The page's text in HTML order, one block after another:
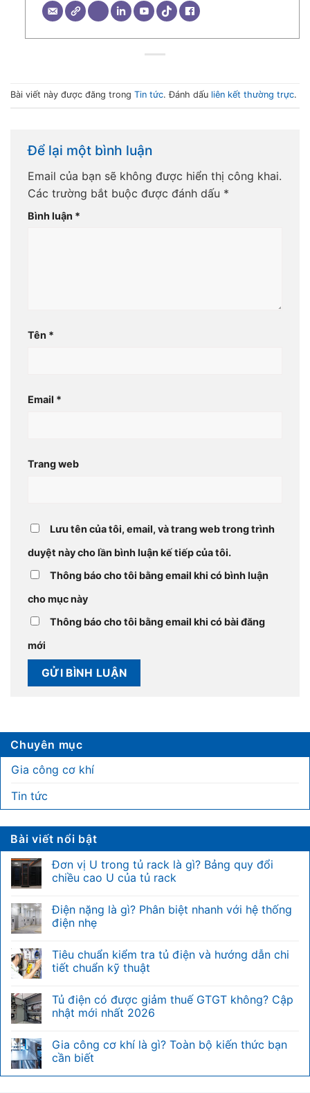
Bài viết này được đăng trong Tin tức. Đánh dấu liên kết thường trực.
Để lại một bình luận
Email của bạn sẽ không được hiển thị công khai.
Các trường bắt buộc được đánh dấu *
Bình luận *
Tên *
Email *
Trang web
Lưu tên của tôi, email, và trang web trong trình
duyệt này cho lần bình luận kế tiếp của tôi.
Thông báo cho tôi bằng email khi có bình luận
cho mục này
Thông báo cho tôi bằng email khi có bài đăng
mới
Chuyên mục
Gia công cơ khí
Tin tức
Bài viết nổi bật
Đơn vị U trong tủ rack là gì? Bảng quy đổi
chiều cao U của tủ rack
bình
luận
ở
U
trong
tủ
gì?
Bảng
quy
cao
U
của
Điện nặng là gì? Phân biệt nhanh với hệ thống
điện nhẹ
bình
luận
ở
là
gì?
Phân
với
hệ
thống
Tiêu chuẩn kiểm tra tủ điện và hướng dẫn chi
tiết chuẩn kỹ thuật
bình
luận
ở
kiểm
tra
tủ
Tủ điện có được giảm thuế GTGT không? Cập
nhật mới nhất 2026
bình
luận
ở
Gia công cơ khí là gì? Toàn bộ kiến thức bạn
cần biết